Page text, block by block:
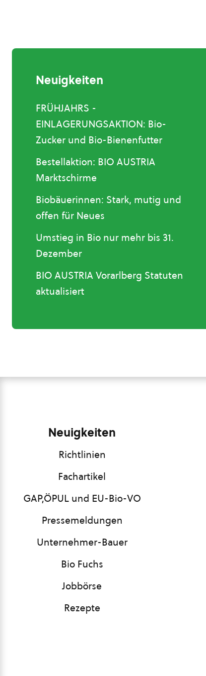
Neuigkeiten
FRÜHJAHRS -
EINLAGERUNGSAKTION: Bio-
Zucker und Bio-Bienenfutter
Bestellaktion: BIO AUSTRIA
Marktschirme
Biobäuerinnen: Stark, mutig und
offen für Neues
Umstieg in Bio nur mehr bis 31.
Dezember
BIO AUSTRIA Vorarlberg Statuten
aktualisiert
Neuigkeiten
Richtlinien
Fachartikel
GAP,ÖPUL und EU-Bio-VO
Pressemeldungen
Unternehmer-Bauer
Bio Fuchs
Jobbörse
Rezepte